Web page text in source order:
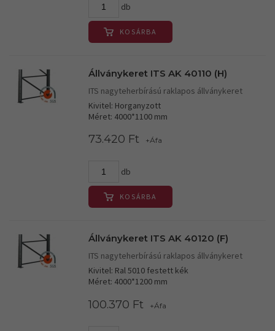
db
KOSÁRBA
Állványkeret ITS AK 40110 (H)
ITS nagyteherbírású raklapos állványkeret
Kivitel: Horganyzott
Méret: 4000*1100 mm
73.420 Ft +Áfa
db
KOSÁRBA
Állványkeret ITS AK 40120 (F)
ITS nagyteherbírású raklapos állványkeret
Kivitel: Ral 5010 festett kék
Méret: 4000*1200 mm
100.370 Ft +Áfa